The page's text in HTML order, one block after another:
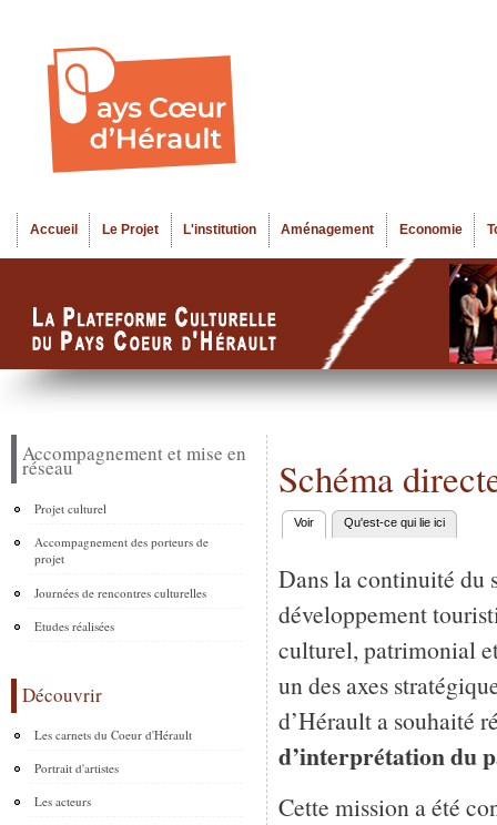
Menu principal
Accueil Le Projet L'institution Aménagement Economie
Accompagnement et mise en
réseau
Projet culturel
Accompagnement des porteurs de
projet
Journées de rencontres culturelles
Etudes réalisées
Découvrir
Les carnets du Coeur d'Hérault
Portrait d'artistes
Les acteurs
Schéma
Onglets principaux
Voir (onglet actif)
Qu'est-ce qui lie ici
Dans la continuité du
développement
culturel, patrimonial
un des axes
d’Hérault a souhaité
d’interprétation du
Cette mission a été